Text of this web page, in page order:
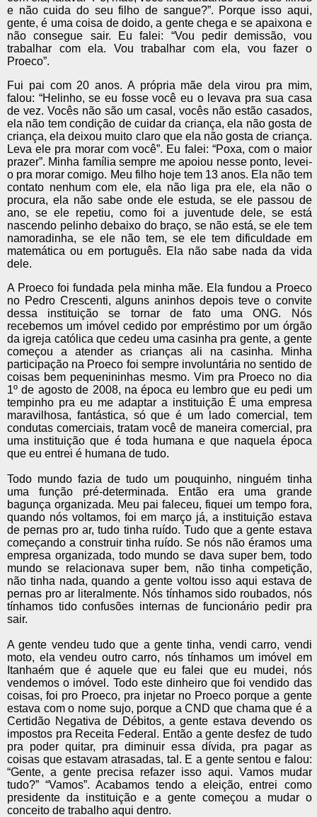
e não cuida do seu filho de sangue?”. Porque isso aqui,
gente, é uma coisa de doido, a gente chega e se apaixona e
não consegue sair. Eu falei: “Vou pedir demissão, vou
trabalhar com ela. Vou trabalhar com ela, vou fazer o
Proeco”.
Fui pai com 20 anos. A própria mãe dela virou pra mim,
falou: “Helinho, se eu fosse você eu o levava pra sua casa
de vez. Vocês não são um casal, vocês não estão casados,
ela não tem condição de cuidar da criança, ela não gosta de
criança, ela deixou muito claro que ela não gosta de criança.
Leva ele pra morar com você”. Eu falei: “Poxa, com o maior
prazer”. Minha família sempre me apoiou nesse ponto, levei-
o pra morar comigo. Meu filho hoje tem 13 anos. Ela não tem
contato nenhum com ele, ela não liga pra ele, ela não o
procura, ela não sabe onde ele estuda, se ele passou de
ano, se ele repetiu, como foi a juventude dele, se está
nascendo pelinho debaixo do braço, se não está, se ele tem
namoradinha, se ele não tem, se ele tem dificuldade em
matemática ou em português. Ela não sabe nada da vida
dele.
A Proeco foi fundada pela minha mãe. Ela fundou a Proeco
no Pedro Crescenti, alguns aninhos depois teve o convite
dessa instituição se tornar de fato uma ONG. Nós
recebemos um imóvel cedido por empréstimo por um órgão
da igreja católica que cedeu uma casinha pra gente, a gente
começou a atender as crianças ali na casinha. Minha
participação na Proeco foi sempre involuntária no sentido de
coisas bem pequenininhas mesmo. Vim pra Proeco no dia
1º de agosto de 2008, na época eu lembro que eu pedi um
tempinho pra eu me adaptar a instituição É uma empresa
maravilhosa, fantástica, só que é um lado comercial, tem
condutas comerciais, tratam você de maneira comercial, pra
uma instituição que é toda humana e que naquela época
que eu entrei é humana de tudo.
Todo mundo fazia de tudo um pouquinho, ninguém tinha
uma função pré-determinada. Então era uma grande
bagunça organizada. Meu pai faleceu, fiquei um tempo fora,
quando nós voltamos, foi em março já, a instituição estava
de pernas pro ar, tudo tinha ruído. Tudo que a gente estava
começando a construir tinha ruído. Se nós não éramos uma
empresa organizada, todo mundo se dava super bem, todo
mundo se relacionava super bem, não tinha competição,
não tinha nada, quando a gente voltou isso aqui estava de
pernas pro ar literalmente. Nós tínhamos sido roubados, nós
tínhamos tido confusões internas de funcionário pedir pra
sair.
A gente vendeu tudo que a gente tinha, vendi carro, vendi
moto, ela vendeu outro carro, nós tínhamos um imóvel em
Itanhaém que é aquele que eu falei que eu mudei, nós
vendemos o imóvel. Todo este dinheiro que foi vendido das
coisas, foi pro Proeco, pra injetar no Proeco porque a gente
estava com o nome sujo, porque a CND que chama que é a
Certidão Negativa de Débitos, a gente estava devendo os
impostos pra Receita Federal. Então a gente desfez de tudo
pra poder quitar, pra diminuir essa dívida, pra pagar as
coisas que estavam atrasadas, tal. E a gente sentou e falou:
“Gente, a gente precisa refazer isso aqui. Vamos mudar
tudo?” “Vamos”. Acabamos tendo a eleição, entrei como
presidente da instituição e a gente começou a mudar o
conceito de trabalho aqui dentro.